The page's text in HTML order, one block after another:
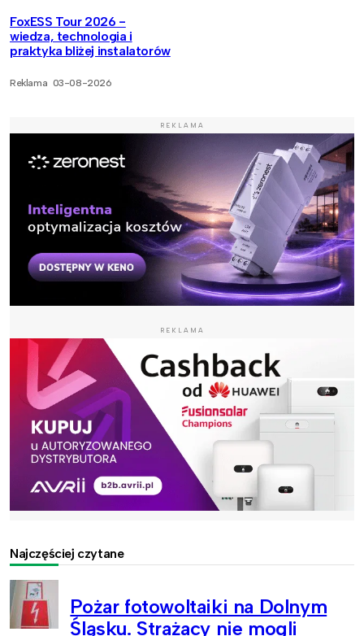
FoxESS Tour 2026 -
wiedza, technologia i
praktyka bliżej instalatorów
Reklama 03-08-2026
REKLAMA
REKLAMA
Najczęściej czytane
Pożar fotowoltaiki na Dolnym
Śląsku. Strażacy nie mogli